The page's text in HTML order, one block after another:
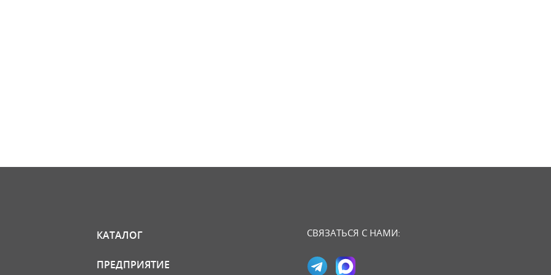
КАТАЛОГ
ПРЕДПРИЯТИЕ
СВЯЗАТЬСЯ С НАМИ: